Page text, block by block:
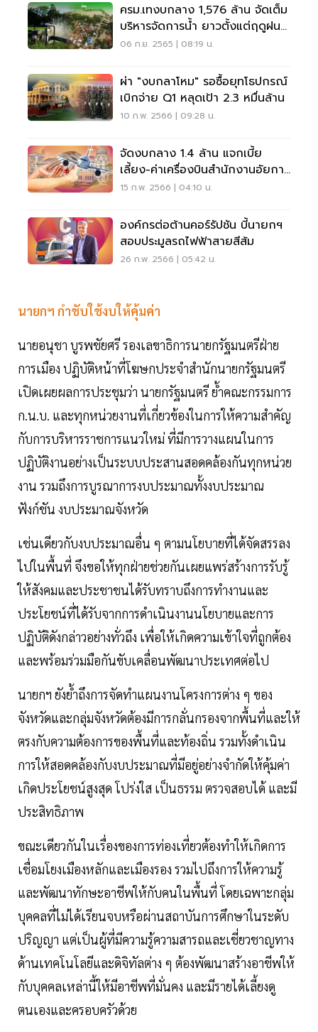
ครม.เทงบกลาง 1,576 ล้าน จัดเต็ม
บริหารจัดการน้ำ ยาวตั้งแต่ฤดูฝน
ชนฤดูแล้ง
06 ก.ย. 2565 | 08:19 น.
ผ่า "งบกลาโหม" รอซื้อยุทโธปกรณ์
เบิกจ่าย Q1 หลุดเป้า 2.3 หมื่นล้าน
10 ก.พ. 2566 | 09:28 น.
จัดงบกลาง 1.4 ล้าน แจกเบี้ย
เลี้ยง-ค่าเครื่องบินสำนักงานอัยการ
สูงสุด
15 ก.พ. 2566 | 04:10 น.
องค์กรต่อต้านคอร์รัปชัน บี้นายกฯ
สอบประมูลรถไฟฟ้าสายสีส้ม
26 ก.พ. 2566 | 05:42 น.
นายกฯ กำชับใช้งบให้คุ้มค่า
นายอนุชา บูรพชัยศรี รองเลขาธิการนายกรัฐมนตรีฝ่าย
การเมือง ปฏิบัติหน้าที่โฆษกประจำสำนักนายกรัฐมนตรี
เปิดเผยผลการประชุมว่า นายกรัฐมนตรี ย้ำคณะกรรมการ
ก.น.บ. และทุกหน่วยงานที่เกี่ยวข้องในการให้ความสำคัญ
กับการบริหารราชการแนวใหม่ ที่มีการวางแผนในการ
ปฏิบัติงานอย่างเป็นระบบประสานสอดคล้องกันทุกหน่วย
งาน รวมถึงการบูรณาการงบประมาณทั้งงบประมาณ
ฟังก์ชัน งบประมาณจังหวัด
เช่นเดียวกับงบประมาณอื่น ๆ ตามนโยบายที่ได้จัดสรรลง
ไปในพื้นที่ จึงขอให้ทุกฝ่ายช่วยกันเผยแพร่สร้างการรับรู้
ให้สังคมและประชาชนได้รับทราบถึงการทำงานและ
ประโยชน์ที่ได้รับจากการดำเนินงานนโยบายและการ
ปฏิบัติดังกล่าวอย่างทั่วถึง เพื่อให้เกิดความเข้าใจที่ถูกต้อง
และพร้อมร่วมมือกันขับเคลื่อนพัฒนาประเทศต่อไป
นายกฯ ยังย้ำถึงการจัดทำแผนงานโครงการต่าง ๆ ของ
จังหวัดและกลุ่มจังหวัดต้องมีการกลั่นกรองจากพื้นที่และให้
ตรงกับความต้องการของพื้นที่และท้องถิ่น รวมทั้งดำเนิน
การให้สอดคล้องกับงบประมาณที่มีอยู่อย่างจำกัดให้คุ้มค่า
เกิดประโยชน์สูงสุด โปร่งใส เป็นธรรม ตรวจสอบได้ และมี
ประสิทธิภาพ
ขณะเดียวกันในเรื่องของการท่องเที่ยวต้องทำให้เกิดการ
เชื่อมโยงเมืองหลักและเมืองรอง รวมไปถึงการให้ความรู้
และพัฒนาทักษะอาชีพให้กับคนในพื้นที่ โดยเฉพาะกลุ่ม
บุคคลที่ไม่ได้เรียนจบหรือผ่านสถาบันการศึกษาในระดับ
ปริญญา แต่เป็นผู้ที่มีความรู้ความสารถและเชี่ยวชาญทาง
ด้านเทคโนโลยีและดิจิทัลต่าง ๆ ต้องพัฒนาสร้างอาชีพให้
กับบุคคลเหล่านี้ให้มีอาชีพที่มั่นคง และมีรายได้เลี้ยงดู
ตนเองและครอบครัวด้วย